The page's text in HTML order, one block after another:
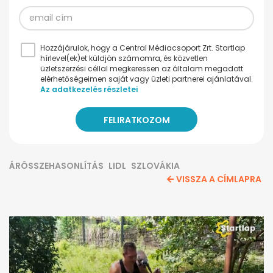
Hozzájárulok, hogy a Central Médiacsoport Zrt. Startlap
hírlevel(ek)et küldjön számomra, és közvetlen
üzletszerzési céllal megkeressen az általam megadott
elérhetőségeimen saját vagy üzleti partnerei ajánlatával.
Az adatkezelés részletei
ÁRÖSSZEHASONLÍTÁS LIDL SZLOVÁKIA
VISSZA A CÍMLAPRA